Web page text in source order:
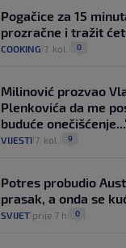
Pogačice za 15
prozračne i tražit
COOKING 7. kol. 0
Milinović prozvao
Plenkovića da me
buduće
VIJESTI 7. kol. 9
Potres probudio
prasak, a onda se
SVIJET prije 7 h 0